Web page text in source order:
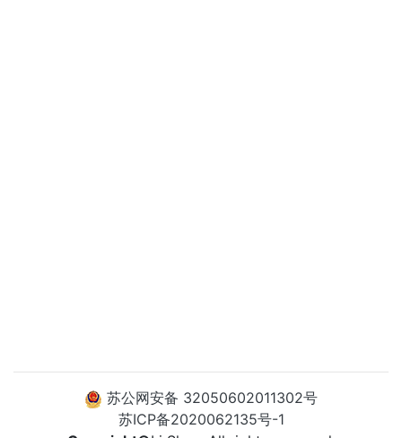
苏公网安备 32050602011302号
苏ICP备2020062135号-1